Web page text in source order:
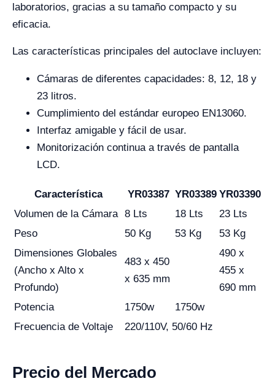
laboratorios, gracias a su tamaño compacto y su
eficacia.
Las características principales del autoclave incluyen:
Cámaras de diferentes capacidades: 8, 12, 18 y
23 litros.
Cumplimiento del estándar europeo EN13060.
Interfaz amigable y fácil de usar.
Monitorización continua a través de pantalla
LCD.
Característica YR03387 YR03389 YR03390
Volumen de la Cámara 8 Lts 18 Lts
23 Lts
Peso
50 Kg 53 Kg
53 Kg
Dimensiones Globales
(Ancho x Alto x
Profundo)
483 x 450
x 635 mm
490 x
455 x
690 mm
Potencia
1750w
1750w
Frecuencia de Voltaje
220/110V, 50/60 Hz
Precio del Mercado